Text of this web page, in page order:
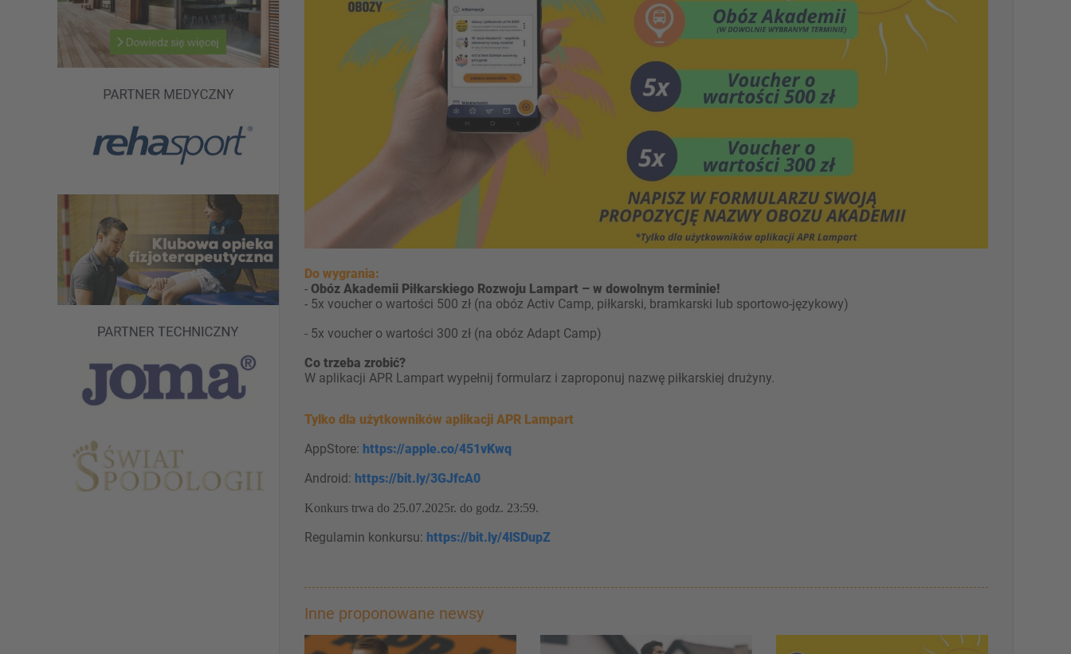
Do wygrania:
- Obóz Akademii Piłkarskiego Rozwoju Lampart – w dowolnym terminie!
- 5x voucher o wartości 500 zł (na obóz Activ Camp, piłkarski, bramkarski lub sportowo-językowy)
- 5x voucher o wartości 300 zł (na obóz Adapt Camp)
Co trzeba zrobić?
W aplikacji APR Lampart wypełnij formularz i zaproponuj nazwę piłkarskiej drużyny.
Tylko dla użytkowników aplikacji APR Lampart
AppStore: https://apple.co/451vKwq
Android: https://bit.ly/3GJfcA0
Konkurs trwa do 25.07.2025r. do godz. 23:59.
Regulamin konkursu: https://bit.ly/4lSDupZ
Inne proponowane newsy